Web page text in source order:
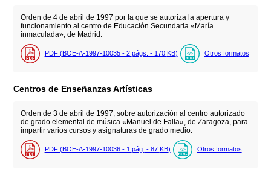
Orden de 4 de abril de 1997 por la que se autoriza la apertura y
funcionamiento al centro de Educación Secundaria «María
inmaculada», de Madrid.
PDF (BOE-A-1997-10035 - 2 págs. - 170 KB) Otros formatos
Centros de Enseñanzas Artísticas
Orden de 3 de abril de 1997, sobre autorización al centro autorizado
de grado elemental de música «Manuel de Falla», de Zaragoza, para
impartir varios cursos y asignaturas de grado medio.
PDF (BOE-A-1997-10036 - 1 pág. - 87 KB) Otros formatos